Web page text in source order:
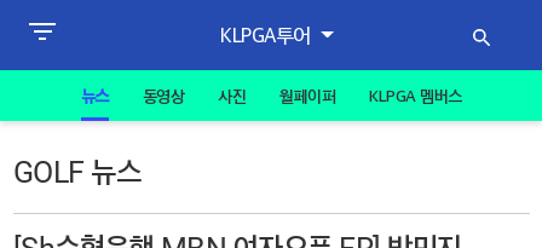
KLPGA투어
뉴스 동영상 사진 월페이퍼 KLPGA 멤버스
GOLF 뉴스